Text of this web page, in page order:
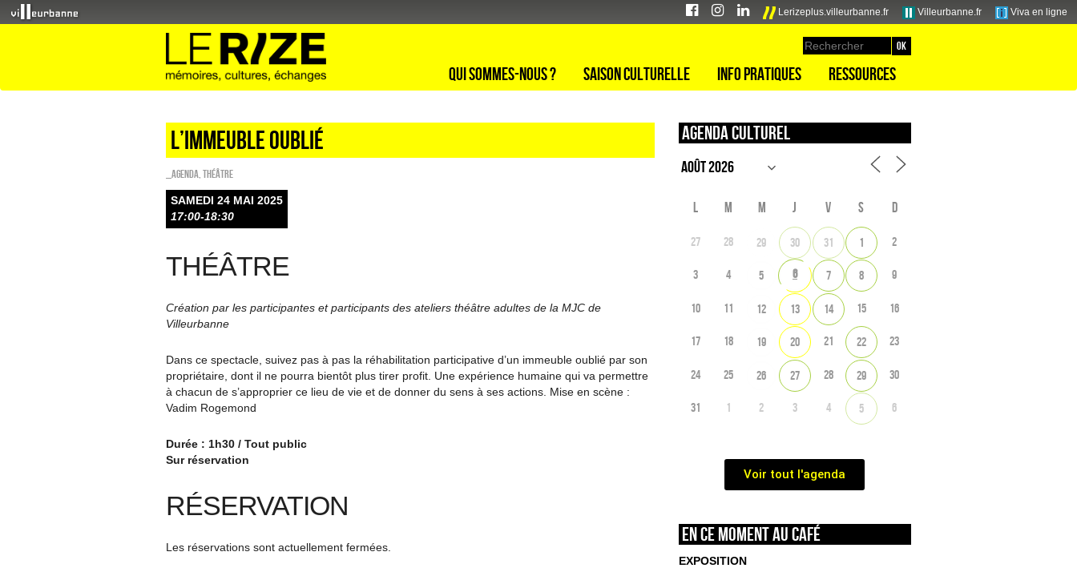
Lerizeplus.villeurbanne.fr Villeurbanne.fr Viva en ligne
Qui sommes-nous ? Saison culturelle Info pratiques Ressources
L’IMMEUBLE OUBLIÉ
_Agenda Théâtre
SAMEDI 24 MAI 2025
17:00-18:30
THÉÂTRE
Création par les participantes et participants des ateliers théâtre adultes de la MJC de
Villeurbanne
Dans ce spectacle, suivez pas à pas la réhabilitation participative d’un immeuble oublié par son
propriétaire, dont il ne pourra bientôt plus tirer profit. Une expérience humaine qui va permettre
à chacun de s’approprier ce lieu de vie et de donner du sens à ses actions. Mise en scène :
Vadim Rogemond
Durée : 1h30 / Tout public
Sur réservation
RÉSERVATION
Les réservations sont actuellement fermées.
Agenda culturel
L M M J V S D
27 28 29 30 31 1 2
3 4 5 6 7 8 9
10 11 12 13 14 15 16
17 18 19 20 21 22 23
24 25 26 27 28 29 30
31 1 2 3 4 5 6
Voir tout l'agenda
En ce moment au café
EXPOSITION